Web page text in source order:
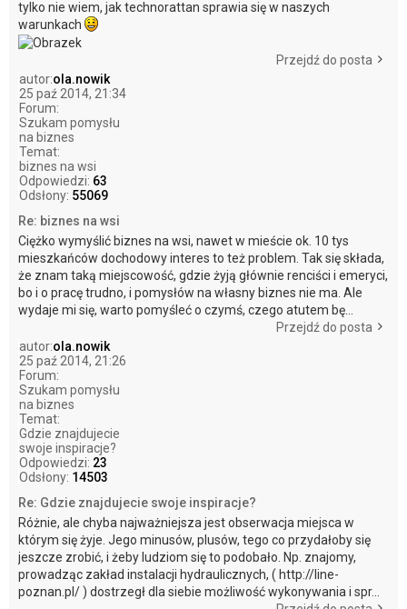
tylko nie wiem, jak technorattan sprawia się w naszych
warunkach
Przejdź do posta
autor:ola.nowik
25 paź 2014, 21:34
Forum:
Szukam pomysłu
na biznes
Temat:
biznes na wsi
Odpowiedzi: 63
Odsłony: 55069
Re: biznes na wsi
Ciężko wymyślić biznes na wsi, nawet w mieście ok. 10 tys
mieszkańców dochodowy interes to też problem. Tak się składa,
że znam taką miejscowość, gdzie żyją głównie renciści i emeryci,
bo i o pracę trudno, i pomysłów na własny biznes nie ma. Ale
wydaje mi się, warto pomyśleć o czymś, czego atutem bę...
Przejdź do posta
autor:ola.nowik
25 paź 2014, 21:26
Forum:
Szukam pomysłu
na biznes
Temat:
Gdzie znajdujecie
swoje inspiracje?
Odpowiedzi: 23
Odsłony: 14503
Re: Gdzie znajdujecie swoje inspiracje?
Różnie, ale chyba najważniejsza jest obserwacja miejsca w
którym się żyje. Jego minusów, plusów, tego co przydałoby się
jeszcze zrobić, i żeby ludziom się to podobało. Np. znajomy,
prowadząc zakład instalacji hydraulicznych, ( http://line-
poznan.pl/ ) dostrzegł dla siebie możliwość wykonywania i spr...